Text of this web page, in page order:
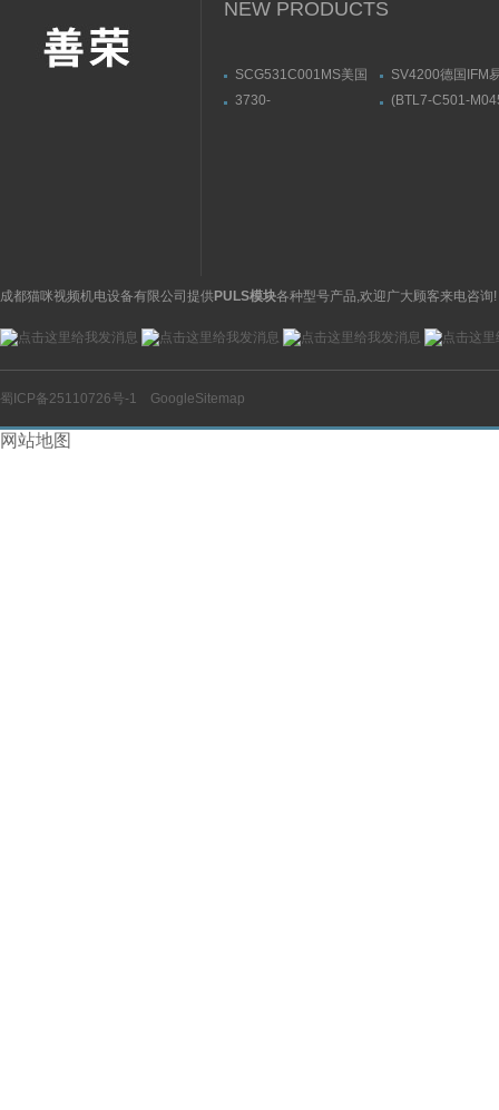
NEW PRODUCTS
SCG531C001MS美国
ASCO阿斯卡电磁阀有货
SV4200德国IFM
流量传感器带显
3730-
(BTL7-C501-
成都猫咪视频机电设备有限公司提供PULS模块各种型号产品,欢迎广大顾客来电咨询!
蜀ICP备25110726号-1 GoogleSitemap
网站地图